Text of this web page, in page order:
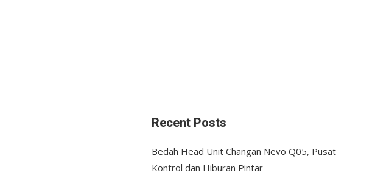
Recent Posts
Bedah Head Unit Changan Nevo Q05, Pusat
Kontrol dan Hiburan Pintar